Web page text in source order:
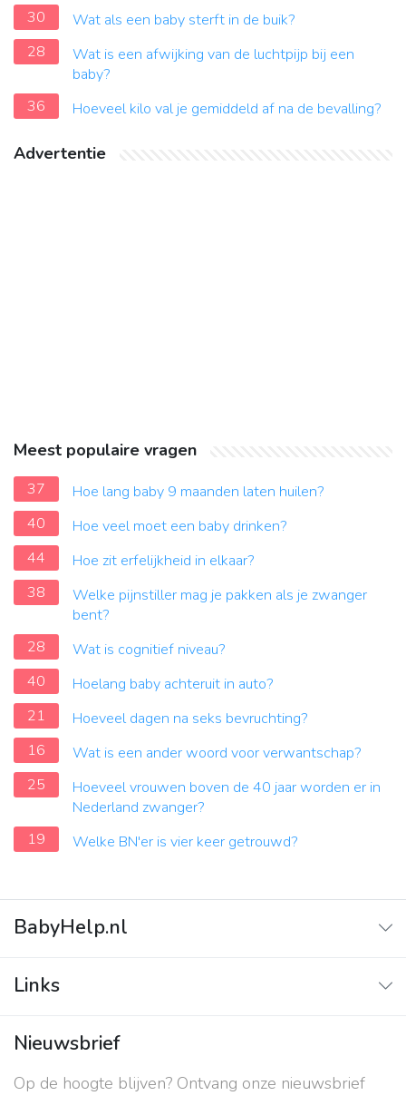
30
Wat als een baby sterft in de buik?
28
Wat is een afwijking van de luchtpijp bij een
baby?
36
Hoeveel kilo val je gemiddeld af na de bevalling?
Advertentie
Meest populaire vragen
37
Hoe lang baby 9 maanden laten huilen?
40
Hoe veel moet een baby drinken?
44
Hoe zit erfelijkheid in elkaar?
38
Welke pijnstiller mag je pakken als je zwanger
bent?
28
Wat is cognitief niveau?
40
Hoelang baby achteruit in auto?
21
Hoeveel dagen na seks bevruchting?
16
Wat is een ander woord voor verwantschap?
25
Hoeveel vrouwen boven de 40 jaar worden er in
Nederland zwanger?
19
Welke BN'er is vier keer getrouwd?
BabyHelp.nl
Vraag & Antwoord
Links
Contact
Over ons
Nieuwsbrief
Op de hoogte blijven? Ontvang onze nieuwsbrief